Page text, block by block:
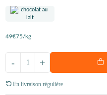
49€75/kg
+
-
En livraison régulière